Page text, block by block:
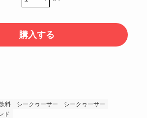
料 シークヮーサー
シークヮーサー
ド